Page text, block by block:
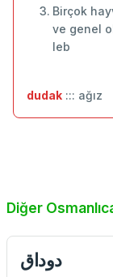
Birçok
ve genel
leb
dudak ::: ağız
Diğer
دوداق